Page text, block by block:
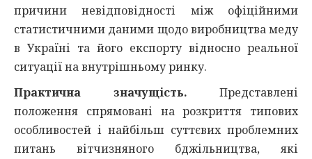
причини невідповідності між офіційними
статистичними даними щодо виробництва меду
в Україні та його експорту відносно реальної
ситуації на внутрішньому ринку.
Практична значущість. Представлені
положення спрямовані на розкриття типових
особливостей і найбільш суттєвих проблемних
питань вітчизняного бджільництва, які